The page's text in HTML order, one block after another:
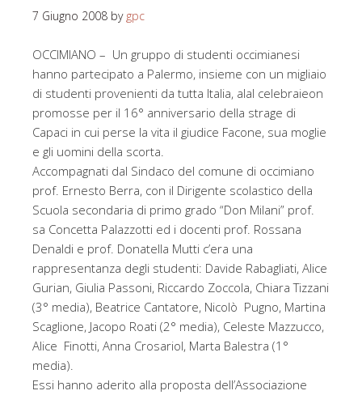
7 Giugno 2008 by gpc
OCCIMIANO – Un gruppo di studenti occimianesi
hanno partecipato a Palermo, insieme con un migliaio
di studenti provenienti da tutta Italia, alal celebraieon
promosse per il 16° anniversario della strage di
Capaci in cui perse la vita il giudice Facone, sua moglie
e gli uomini della scorta.
Accompagnati dal Sindaco del comune di occimiano
prof. Ernesto Berra, con il Dirigente scolastico della
Scuola secondaria di primo grado “Don Milani” prof.
sa Concetta Palazzotti ed i docenti prof. Rossana
Denaldi e prof. Donatella Mutti c’era una
rappresentanza degli studenti: Davide Rabagliati, Alice
Gurian, Giulia Passoni, Riccardo Zoccola, Chiara Tizzani
(3° media), Beatrice Cantatore, Nicolò Pugno, Martina
Scaglione, Jacopo Roati (2° media), Celeste Mazzucco,
Alice Finotti, Anna Crosariol, Marta Balestra (1°
media).
Essi hanno aderito alla proposta dell’Associazione